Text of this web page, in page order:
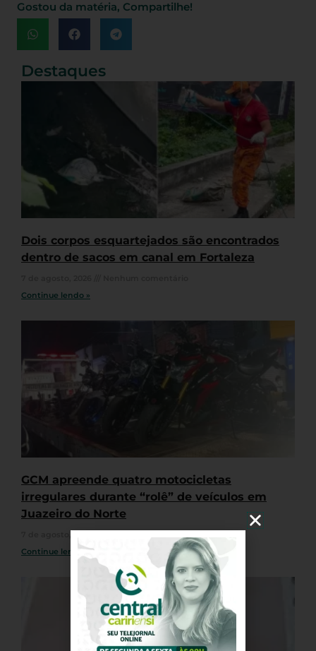
Gostou da matéria, Compartilhe!
Destaques
Dois corpos esquartejados são encontrados
dentro de sacos em canal em Fortaleza
Continue lendo »
GCM apreende quatro motocicletas
irregulares durante “rolê” de veículos em
Juazeiro do Norte
Continue lendo »